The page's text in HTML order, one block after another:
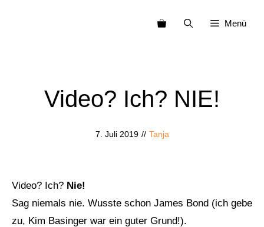
Menü
Video? Ich? NIE!
7. Juli 2019 // Tanja
Video? Ich? Nie!
Sag niemals nie. Wusste schon James Bond (ich gebe
zu, Kim Basinger war ein guter Grund!).